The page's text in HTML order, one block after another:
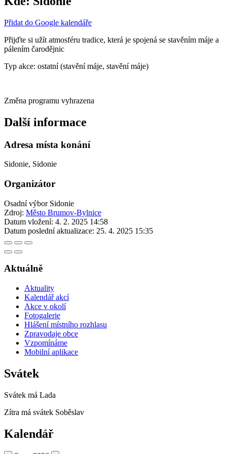
Přidat do Google kalendáře
Přijďte si užít atmosféru tradice, která je spojená se stavěním máje a
pálením čarodějnic
Typ akce: ostatní (stavění máje, stavění máje)
Změna programu vyhrazena
Další informace
Adresa místa konání
Sidonie, Sidonie
Organizátor
Osadní výbor Sidonie
Zdroj: Město Brumov-Bylnice
Datum vložení: 4. 2. 2025 14:58
Datum poslední aktualizace: 25. 4. 2025 15:35
Aktuálně
Aktuality
Kalendář akcí
Akce v okolí
Fotogalerie
Hlášení místního rozhlasu
Zpravodaje obce
Vzpomínáme
Mobilní aplikace
Svátek
Svátek má Lada
Zítra má svátek Soběslav
Kalendář